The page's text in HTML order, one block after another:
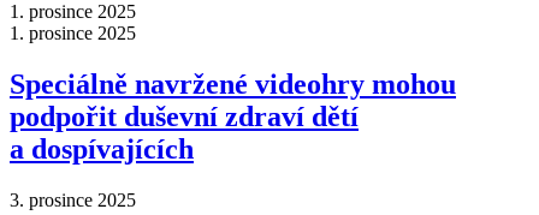
1. prosince 2025
1. prosince 2025
Speciálně navržené videohry mohou
podpořit duševní zdraví dětí
a dospívajících
3. prosince 2025